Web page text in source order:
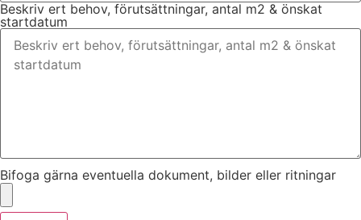
Beskriv ert behov, förutsättningar, antal m2 & önskat
startdatum
Bifoga gärna eventuella dokument, bilder eller ritningar